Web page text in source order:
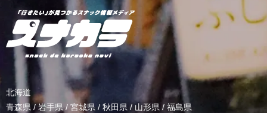
北海道
青森県 / 岩手県/ 宮城県 / 秋田県 / 山形県/ 福島県